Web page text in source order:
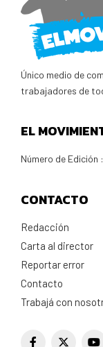
Único medio de
trabajadores de
EL
Número de Edición
CONTACTO
Redacción
Carta al director
Reportar error
Contacto
Trabajá con